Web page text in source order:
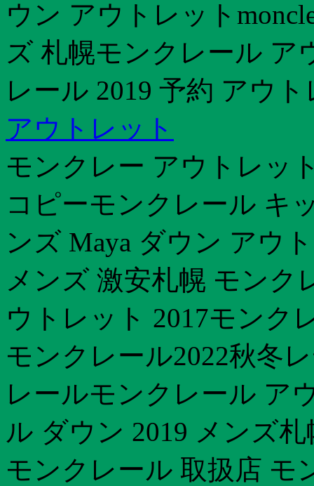
ウン アウトレット
ズ 札幌モンクレール ア
レール 2019 予約 アウ
アウトレット
モンクレー アウトレッ
コピーモンクレール キ
ンズ Maya ダウン アウ
メンズ 激安札幌 モンク
ウトレット 2017モンク
モンクレール2022秋冬
レールモンクレール ア
ル ダウン 2019 メンズ
モンクレール 取扱店 モ